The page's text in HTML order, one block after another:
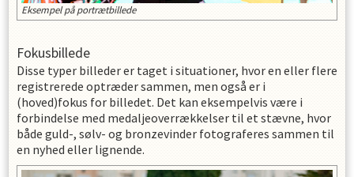
Eksempel på portrætbillede
Fokusbillede
Disse typer billeder er taget i situationer, hvor en eller flere
registrerede optræder sammen, men også er i
(hoved)fokus for billedet. Det kan eksempelvis være i
forbindelse med medaljeoverrækkelser til et stævne, hvor
både guld-, sølv- og bronzevinder fotograferes sammen til
en nyhed eller lignende.